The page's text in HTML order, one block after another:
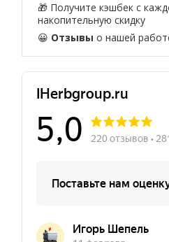
🎁 Получите кэшбек с
накопительную скидку
😀 Отзывы о нашей